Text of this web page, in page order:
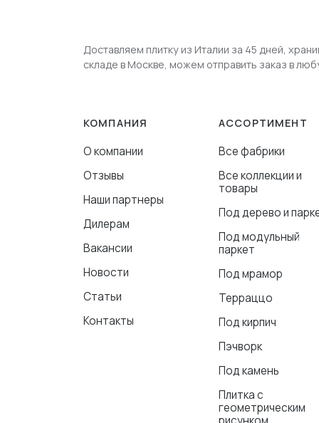
Доставляем плитку из Италии за 45 дней,
складе в Москве, можем отправить заказ в
КОМПАНИЯ
О компании
Отзывы
Наши партнеры
Дилерам
Вакансии
Новости
Статьи
Контакты
АССОРТИМЕНТ
Все фабрики
Все коллекции и
товары
Под дерево и
Под модульный
паркет
Под мрамор
Терраццо
Под кирпич
Пэчворк
Под камень
Плитка с
геометрическим